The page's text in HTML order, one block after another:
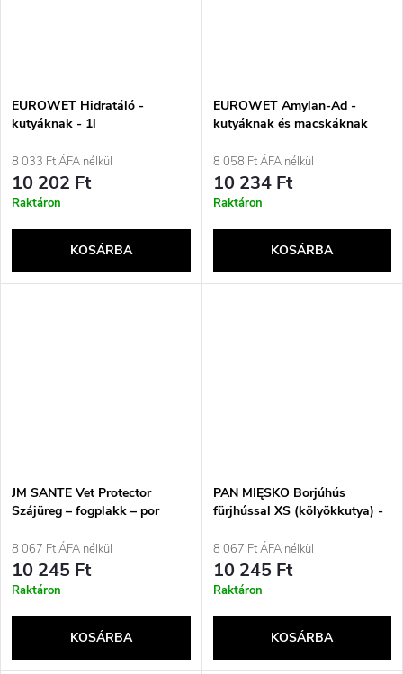
EUROWET Hidratáló -
kutyáknak - 1l
8 033 Ft ÁFA nélkül
10 202 Ft
Raktáron
KOSÁRBA
EUROWET Amylan-Ad -
kutyáknak és macskáknak
tabletta
8 058 Ft ÁFA nélkül
10 234 Ft
Raktáron
KOSÁRBA
JM SANTE Vet Protector
Szájüreg – fogplakk – por
szájhigiéniájára – 60g
8 067 Ft ÁFA nélkül
10 245 Ft
Raktáron
KOSÁRBA
PAN MIĘSKO Borjúhús
fürjhússal XS (kölyökkutya) -
8 067 Ft ÁFA nélkül
10 245 Ft
Raktáron
KOSÁRBA